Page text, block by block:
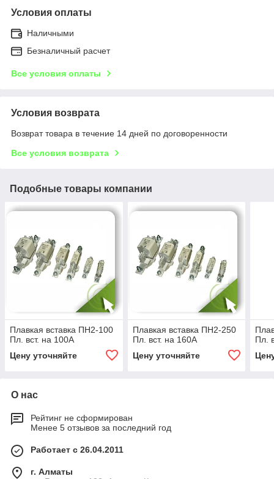
Условия оплаты
Наличными
Безналичный расчет
Все условия оплаты
Условия возврата
Возврат товара в течение 14 дней по договоренности
Все условия возврата
Подобные товары компании
Плавкая вставка ПН2-100
Пл. вст. на 100А
Цену уточняйте
Плавкая вставка ПН2-250
Пл. вст. на 160А
Цену уточняйте
Пл.
О нас
Рейтинг не сформирован
Менее 5 отзывов за последний год
Работает с 26.04.2011
г. Алматы